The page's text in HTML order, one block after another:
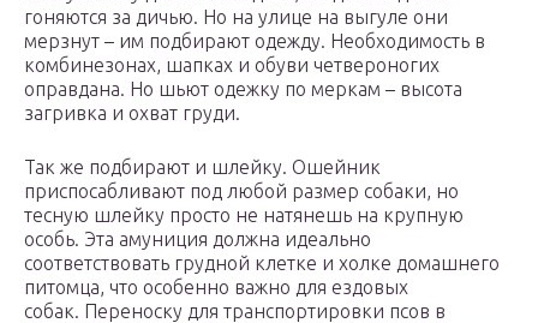
гоняются за дичью. Но на улице на выгуле они
мерзнут – им подбирают одежду. Необходимость в
комбинезонах, шапках и обуви четвероногих
оправдана. Но шьют одежку по меркам – высота
загривка и охват груди.
Так же подбирают и шлейку. Ошейник
приспосабливают под любой размер собаки, но
тесную шлейку просто не натянешь на крупную
особь. Эта амуниция должна идеально
соответствовать грудной клетке и холке домашнего
питомца, что особенно важно для ездовых
собак. Переноску для транспортировки псов в